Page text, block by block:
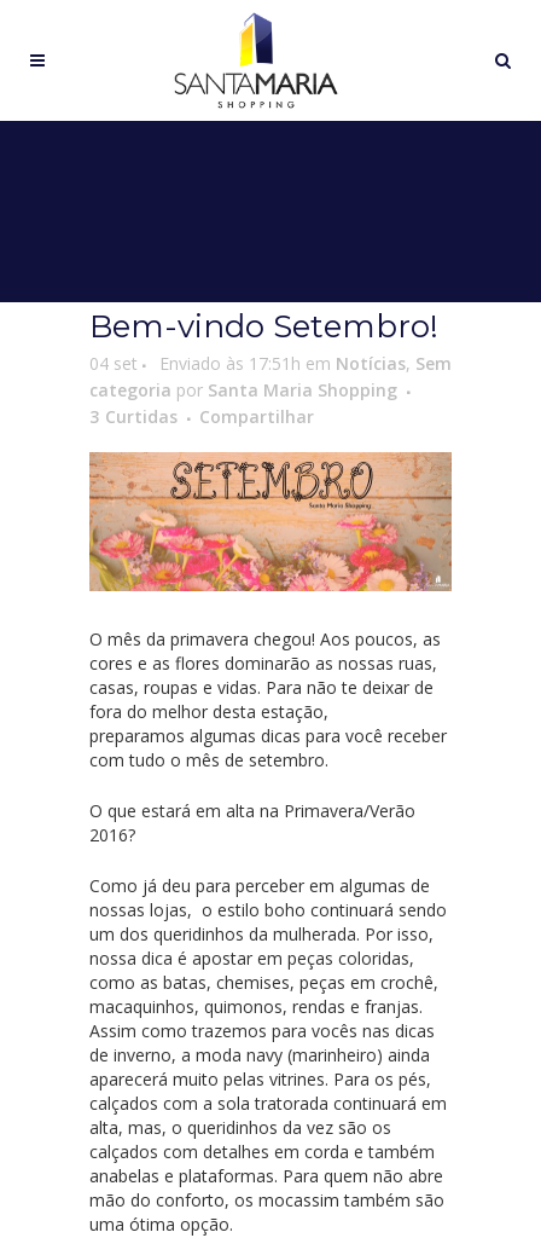
Bem-vindo Setembro!
04 set Enviado às 17:51h em Notícias, Sem
categoria por Santa Maria Shopping
3 Curtidas Compartilhar
O mês da primavera chegou! Aos poucos, as
cores e as flores dominarão as nossas ruas,
casas, roupas e vidas. Para não te deixar de
fora do melhor desta estação,
preparamos algumas dicas para você receber
com tudo o mês de setembro.
O que estará em alta na Primavera/Verão
2016?
Como já deu para perceber em algumas de
nossas lojas, o estilo boho continuará sendo
um dos queridinhos da mulherada. Por isso,
nossa dica é apostar em peças coloridas,
como as batas, chemises, peças em crochê,
macaquinhos, quimonos, rendas e franjas.
Assim como trazemos para vocês nas dicas
de inverno, a moda navy (marinheiro) ainda
aparecerá muito pelas vitrines. Para os pés,
calçados com a sola tratorada continuará em
alta, mas, o queridinhos da vez são os
calçados com detalhes em corda e também
anabelas e plataformas. Para quem não abre
mão do conforto, os mocassim também são
uma ótima opção.